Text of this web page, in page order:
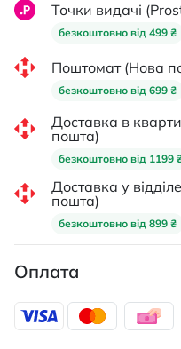
Точки видачі
безкоштовно від 499 ₴
Поштомат (Нова
безкоштовно від 699 ₴
Доставка в
пошта)
безкоштовно від 1199
Доставка у
пошта)
безкоштовно від 899 ₴
Оплата